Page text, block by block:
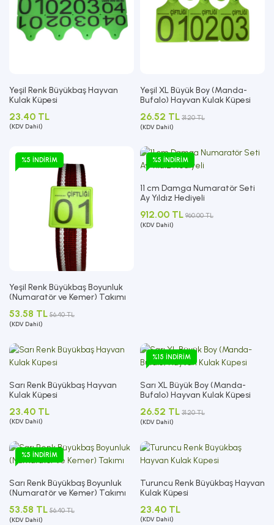
Yeşil Renk Büyükbaş Hayvan
Kulak Küpesi
23.40 TL
(KDV Dahil)
Yeşil XL Büyük Boy (Manda-
Bufalo) Hayvan Kulak Küpesi
26.52 TL 31.20 TL
(KDV Dahil)
%5 İNDIRIM
Yeşil Renk Büyükbaş Boyunluk
(Numaratör ve Kemer) Takımı
53.58 TL 56.40 TL
(KDV Dahil)
%5 İNDIRIM
11 cm Damga Numaratör Seti
Ay Yıldız Hediyeli
912.00 TL 960.00 TL
(KDV Dahil)
Sarı Renk Büyükbaş Hayvan
Kulak Küpesi
23.40 TL
(KDV Dahil)
%15 İNDIRIM
Sarı XL Büyük Boy (Manda-
Bufalo) Hayvan Kulak Küpesi
26.52 TL 31.20 TL
(KDV Dahil)
%5 İNDIRIM
Sarı Renk Büyükbaş Boyunluk
(Numaratör ve Kemer) Takımı
53.58 TL 56.40 TL
(KDV Dahil)
Turuncu Renk Büyükbaş Hayvan
Kulak Küpesi
23.40 TL
(KDV Dahil)